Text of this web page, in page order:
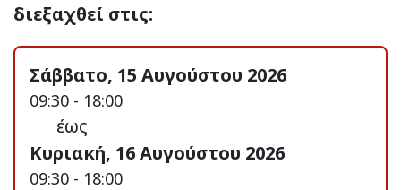
διεξαχθεί στις:
Σάββατο, 15 Αυγούστου 2026
09:30 - 18:00
έως
Κυριακή, 16 Αυγούστου 2026
09:30 - 18:00